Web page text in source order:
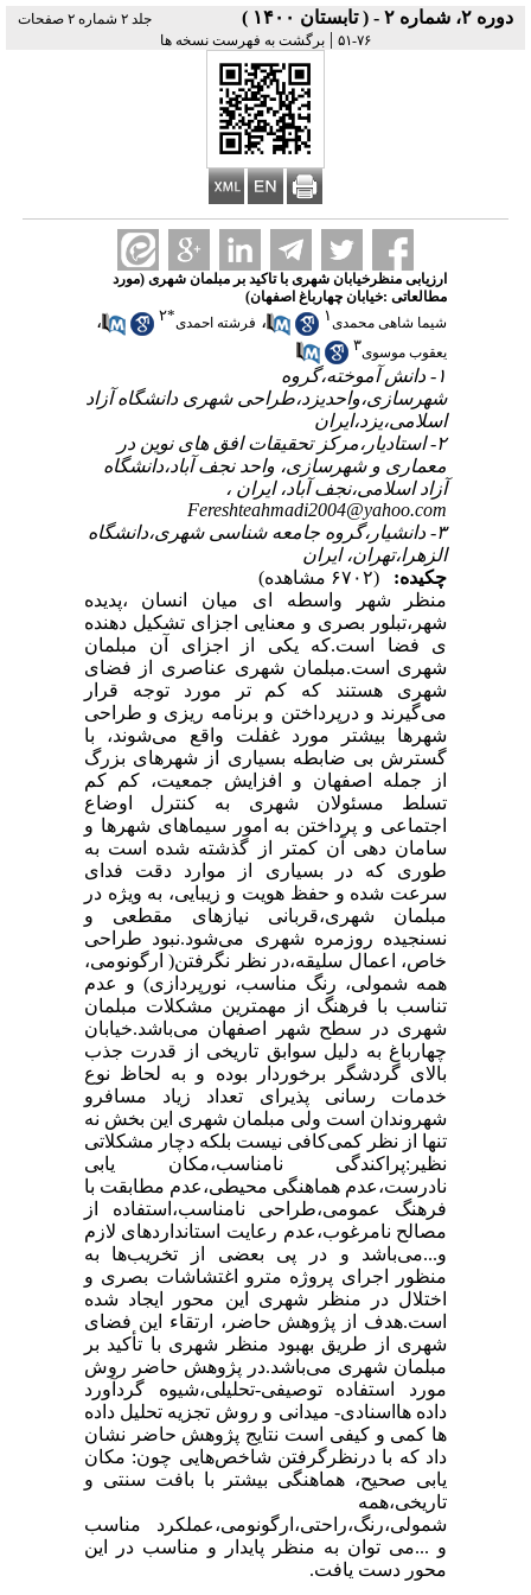
دوره ۲، شماره ۲ - ( تابستان ۱۴۰۰ )
جلد ۲ شماره ۲ صفحات
۷۶-۵۱
| برگشت به فهرست نسخه ها
ارزیابی منظرخیابان شهری با تاکید بر مبلمان شهری (مورد
مطالعاتی :خیابان چهارباغ اصفهان)
شیما شاهی محمدی۱ ، فرشته احمدی*۲ ،
یعقوب موسوی۳
۱- دانش آموخته،گروه
شهرسازی،واحدیزد،طراحی شهری دانشگاه آزاد
اسلامی،یزد،ایران
۲- استادیار،مرکز تحقیقات افق های نوین در
معماری و شهرسازی، واحد نجف آباد،دانشگاه
آزاد اسلامی،نجف آباد، ایران ،
Fereshteahmadi2004@yahoo.com
۳- دانشیار،گروه جامعه شناسی شهری،دانشگاه
الزهرا،تهران، ایران
چکیده:
(۶۷۰۲ مشاهده)
منظر شهر واسطه ای میان انسان ،پدیده
شهر،تبلور بصری و معنایی اجزای تشکیل دهنده
ی فضا است.که یکی از اجزای آن مبلمان
شهری است.مبلمان شهری عناصری از فضای
شهری هستند که کم تر مورد توجه قرار
می‌گیرند و درپرداختن و برنامه ریزی و طراحی
شهرها بیشتر مورد غفلت واقع می‌شوند، با
گسترش بی ضابطه بسیاری از شهرهای بزرگ
از جمله اصفهان و افزایش جمعیت، کم کم
تسلط مسئولان شهری به کنترل اوضاع
اجتماعی و پرداختن به امور سیماهای شهرها و
سامان دهی آن کمتر از گذشته شده است به
طوری که در بسیاری از موارد دقت فدای
سرعت شده و حفظ هویت و زیبایی، به ویژه در
مبلمان شهری،قربانی نیازهای مقطعی و
نسنجیده روزمره شهری می‌شود.نبود طراحی
خاص، اعمال سلیقه،در نظر نگرفتن( ارگونومی،
همه شمولی، رنگ مناسب، نورپردازی) و عدم
تناسب با فرهنگ از مهمترین مشکلات مبلمان
شهری در سطح شهر اصفهان می‌باشد.خیابان
چهارباغ به دلیل سوابق تاریخی از قدرت جذب
بالای گردشگر برخوردار بوده و به لحاظ نوع
خدمات رسانی پذیرای تعداد زیاد مسافرو
شهروندان است ولی مبلمان شهری این بخش نه
تنها از نظر کمی‌کافی نیست بلکه دچار مشکلاتی
نظیر:پراکندگی نامناسب،مکان یابی
نادرست،عدم هماهنگی محیطی،عدم مطابقت با
فرهنگ عمومی‌،طراحی نامناسب‌،استفاده از
مصالح نامرغوب‌،عدم رعایت استانداردهای لازم
و...می‌باشد و در پی بعضی از تخریب‌ها به
منظور اجرای پروژه مترو اغتشاشات بصری و
اختلال در منظر شهری این محور ایجاد شده
است.هدف از پژوهش حاضر، ارتقاء این فضای
شهری از طریق بهبود منظر شهری با تأکید بر
مبلمان شهری می‌باشد.در پژوهش حاضر روش
مورد استفاده توصیفی-تحلیلی،شیوه گردآورد
داده هااسنادی- میدانی و روش تجزیه تحلیل داده
ها کمی و کیفی است نتایج پژوهش حاضر نشان
داد که با درنظرگرفتن شاخص‌هایی چون: مکان
یابی صحیح، هماهنگی بیشتر با بافت سنتی و
تاریخی،همه
شمولی،رنگ،‌راحتی‌،ارگونومی،عملکرد مناسب
و ...می توان به منظر پایدار و مناسب در این
محور دست یافت.